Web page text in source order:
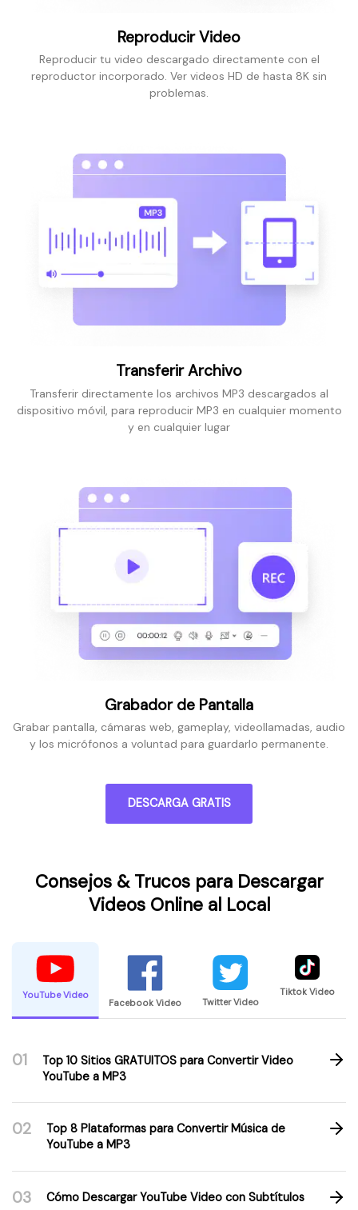
Reproducir Video
Reproducir tu video descargado directamente con el
reproductor incorporado. Ver videos HD de hasta 8K sin
problemas.
Transferir Archivo
Transferir directamente los archivos MP3 descargados al
dispositivo móvil, para reproducir MP3 en cualquier momento
y en cualquier lugar
Grabador de Pantalla
Grabar pantalla, cámaras web, gameplay, videollamadas, audio
y los micrófonos a voluntad para guardarlo permanente.
DESCARGA GRATIS
Consejos & Trucos para Descargar
Videos Online al Local
YouTube Video
Facebook Video Twitter Video
Tiktok Video
01
Top 10 Sitios GRATUITOS para Convertir Video
YouTube a MP3
02
Top 8 Plataformas para Convertir Música de
YouTube a MP3
03 Cómo Descargar YouTube Video con Subtítulos